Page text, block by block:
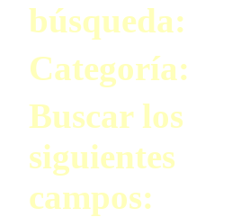
búsqueda:
Categoría:
Buscar los
siguientes
campos: